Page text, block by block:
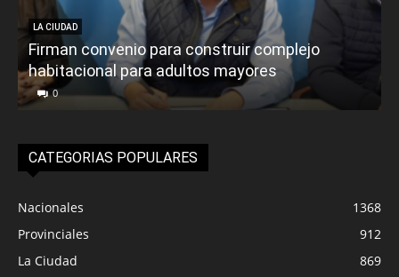
LA CIUDAD
Firman convenio para construir complejo
habitacional para adultos mayores
0
CATEGORIAS POPULARES
Nacionales
1368
Provinciales
912
La Ciudad
869